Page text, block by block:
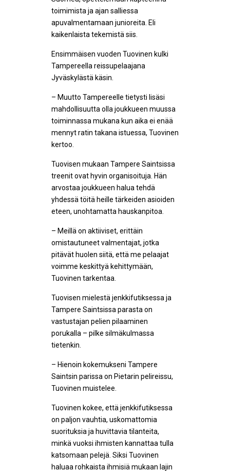
toimimista ja ajan salliessa
apuvalmentamaan junioreita. Eli
kaikenlaista tekemistä siis.
Ensimmäisen vuoden Tuovinen kulki
Tampereella reissupelaajana
Jyväskylästä käsin.
– Muutto Tampereelle tietysti lisäsi
mahdollisuutta olla joukkueen muussa
toiminnassa mukana kun aika ei enää
mennyt ratin takana istuessa, Tuovinen
kertoo.
Tuovisen mukaan Tampere Saintsissa
treenit ovat hyvin organisoituja. Hän
arvostaa joukkueen halua tehdä
yhdessä töitä heille tärkeiden asioiden
eteen, unohtamatta hauskanpitoa.
– Meillä on aktiiviset, erittäin
omistautuneet valmentajat, jotka
pitävät huolen siitä, että me pelaajat
voimme keskittyä kehittymään,
Tuovinen tarkentaa.
Tuovisen mielestä jenkkifutiksessa ja
Tampere Saintsissa parasta on
vastustajan pelien pilaaminen
porukalla – pilke silmäkulmassa
tietenkin.
– Hienoin kokemukseni Tampere
Saintsin parissa on Pietarin pelireissu,
Tuovinen muistelee.
Tuovinen kokee, että jenkkifutiksessa
on paljon vauhtia, uskomattomia
suorituksia ja huvittavia tilanteita,
minkä vuoksi ihmisten kannattaa tulla
katsomaan pelejä. Siksi Tuovinen
haluaa rohkaista ihmisiä mukaan lajin